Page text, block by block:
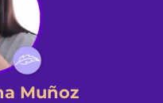
Muñoz